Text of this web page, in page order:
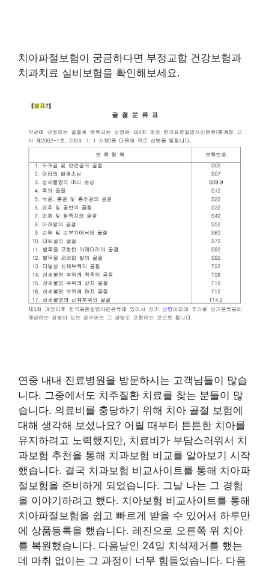
치아파절보험이 궁금하다면 부정교합 건강보험과
치과치료 실비보험을 확인해보세요.
연중 내내 진료병원을 방문하시는 고객님들이 많습
니다. 그중에서도 치주질환 치료를 찾는 분들이 많
습니다. 의료비를 충당하기 위해 치아 골절 보험에
대해 생각해 보셨나요? 어릴 때부터 튼튼한 치아를
유지하려고 노력했지만, 치료비가 부담스러워서 치
과보험 추천을 통해 치과보험 비교를 알아보기 시작
했습니다. 결국 치과보험 비교사이트를 통해 치아파
절보험을 준비하게 되었습니다. 그날 나는 그 경험
을 이야기하려고 했다. 치아보험 비교사이트를 통해
치아파절보험을 쉽고 빠르게 받을 수 있어서 하루만
에 상품등록을 했습니다. 레진으로 오른쪽 위 치아
를 복원했습니다. 다음날인 24일 치석제거를 했는
데 마취 없이는 그 과정이 너무 힘들었습니다. 다음